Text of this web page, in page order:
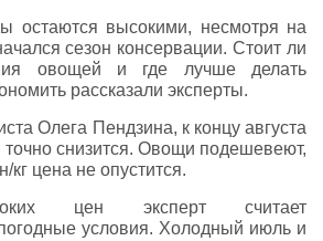
остаются высокими, несмотря на
сезон консервации. Стоит ли
овощей и где лучше делать
рассказали эксперты.
Олега Пендзина, к концу августа
точно снизится. Овощи подешевеют,
кг цена не опустится.
цен эксперт считает
условия. Холодный июль и